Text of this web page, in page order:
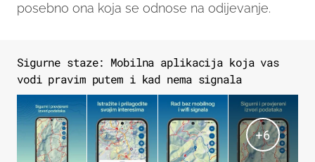
posebno ona koja se odnose na odijevanje.
Sigurne staze: Mobilna aplikacija koja vas
vodi pravim putem i kad nema signala
+6